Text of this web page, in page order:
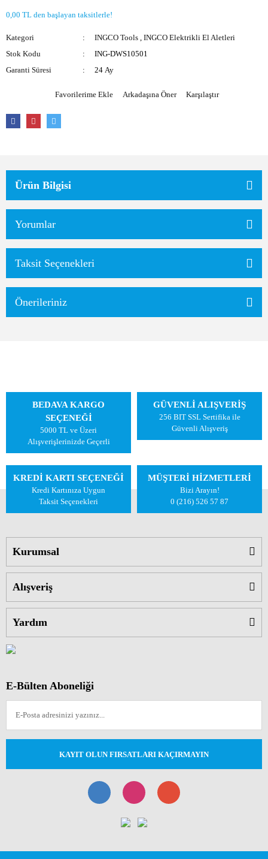
0,00 TL den başlayan taksitlerle!
Kategori INGCO Tools ,INGCO Elektrikli El Aletleri
Stok Kodu
ING-DWS10501
Garanti Süresi
24 Ay
Arkadaşına Öner Karşılaştır
Ürün Bilgisi
Yorumlar
Taksit Seçenekleri
Önerileriniz
BEDAVA KARGO
SEÇENEĞİ
5000 TL ve Üzeri
Alışverişlerinizde Geçerli
GÜVENLİ ALIŞVERİŞ
256 BIT SSL Sertifika ile
Güvenli Alışveriş
KREDİ KARTI SEÇENEĞİ
Kredi Kartınıza Uygun
Taksit Seçenekleri
MÜŞTERİ HİZMETLERİ
Bizi Arayın!
0 (216) 526 57 87
Kurumsal
Alışveriş
Yardım
E-Bülten Aboneliği
KAYIT OLUN FIRSATLARI KAÇIRMAYIN